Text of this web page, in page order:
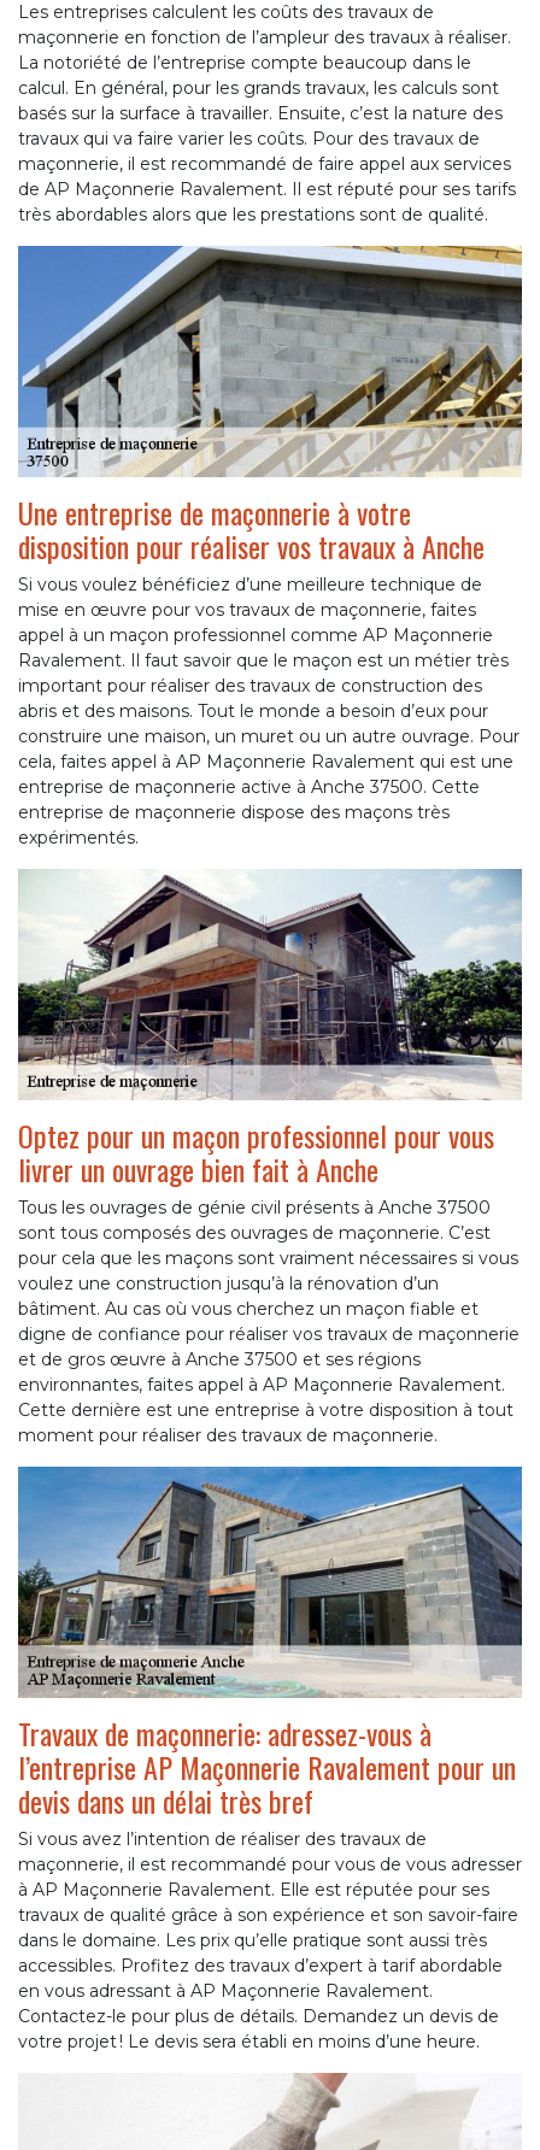
Les entreprises calculent les coûts des travaux de
maçonnerie en fonction de l’ampleur des travaux à réaliser.
La notoriété de l’entreprise compte beaucoup dans le
calcul. En général, pour les grands travaux, les calculs sont
basés sur la surface à travailler. Ensuite, c’est la nature des
travaux qui va faire varier les coûts. Pour des travaux de
maçonnerie, il est recommandé de faire appel aux services
de AP Maçonnerie Ravalement. Il est réputé pour ses tarifs
très abordables alors que les prestations sont de qualité.
Une entreprise de maçonnerie à votre
disposition pour réaliser vos travaux à Anche
Si vous voulez bénéficiez d’une meilleure technique de
mise en œuvre pour vos travaux de maçonnerie, faites
appel à un maçon professionnel comme AP Maçonnerie
Ravalement. Il faut savoir que le maçon est un métier très
important pour réaliser des travaux de construction des
abris et des maisons. Tout le monde a besoin d’eux pour
construire une maison, un muret ou un autre ouvrage. Pour
cela, faites appel à AP Maçonnerie Ravalement qui est une
entreprise de maçonnerie active à Anche 37500. Cette
entreprise de maçonnerie dispose des maçons très
expérimentés.
Optez pour un maçon professionnel pour vous
livrer un ouvrage bien fait à Anche
Tous les ouvrages de génie civil présents à Anche 37500
sont tous composés des ouvrages de maçonnerie. C’est
pour cela que les maçons sont vraiment nécessaires si vous
voulez une construction jusqu’à la rénovation d’un
bâtiment. Au cas où vous cherchez un maçon fiable et
digne de confiance pour réaliser vos travaux de maçonnerie
et de gros œuvre à Anche 37500 et ses régions
environnantes, faites appel à AP Maçonnerie Ravalement.
Cette dernière est une entreprise à votre disposition à tout
moment pour réaliser des travaux de maçonnerie.
Travaux de maçonnerie: adressez-vous à
l’entreprise AP Maçonnerie Ravalement pour un
devis dans un délai très bref
Si vous avez l’intention de réaliser des travaux de
maçonnerie, il est recommandé pour vous de vous adresser
à AP Maçonnerie Ravalement. Elle est réputée pour ses
travaux de qualité grâce à son expérience et son savoir-faire
dans le domaine. Les prix qu’elle pratique sont aussi très
accessibles. Profitez des travaux d’expert à tarif abordable
en vous adressant à AP Maçonnerie Ravalement.
Contactez-le pour plus de détails. Demandez un devis de
votre projet ! Le devis sera établi en moins d’une heure.